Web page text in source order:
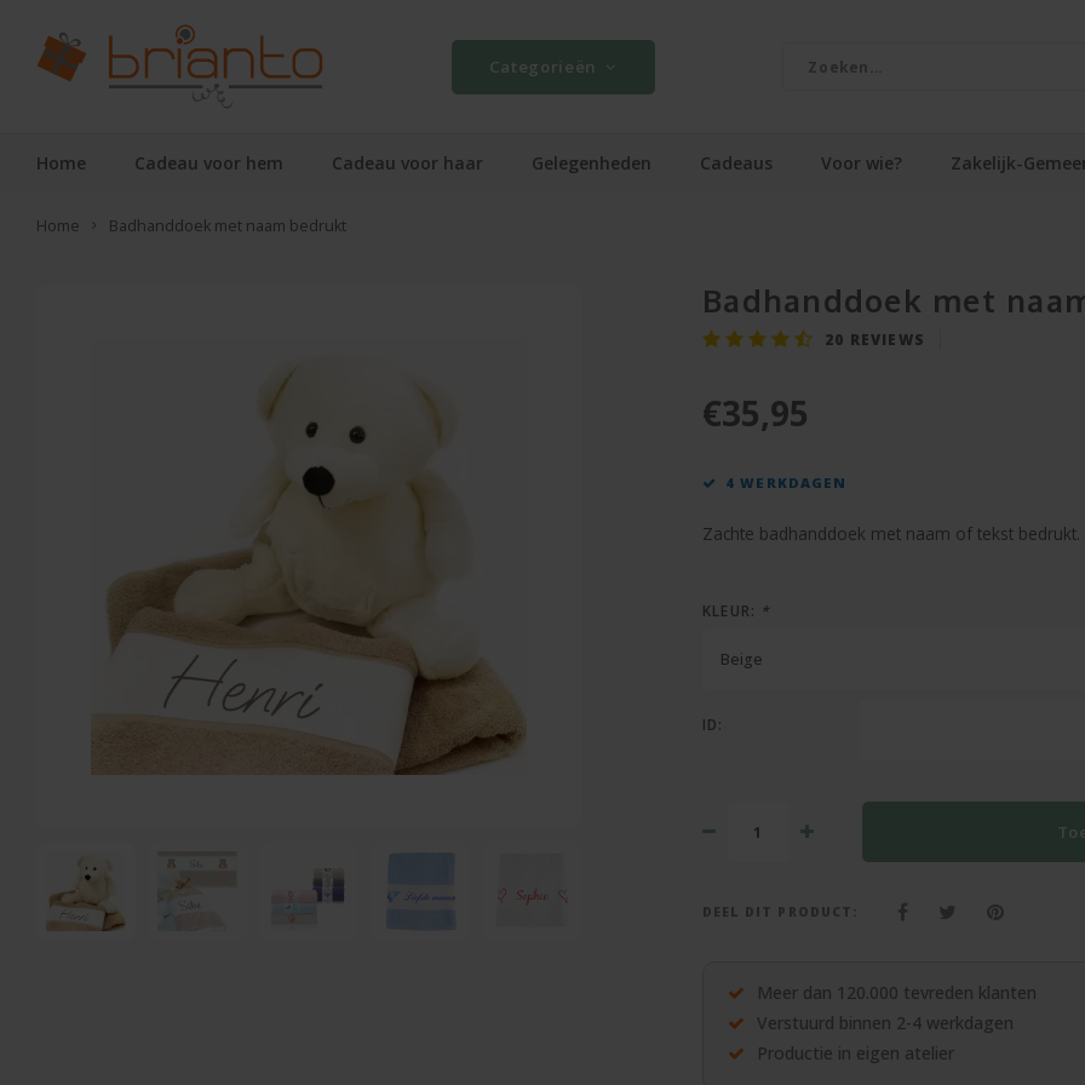
Categorieën
Home Cadeau voor hem Cadeau voor haar Gelegenheden Cadeaus Voor wie? Zakelijk-
Home Badhanddoek met naam bedrukt
Badhanddoek met
20 REVIEWS
€35,95
4 WERKDAGEN
Zachte badhanddoek met naam of tekst
KLEUR: *
Beige
ID:
DEEL DIT PRODUCT:
Meer dan 120.000 tevreden klanten
Verstuurd binnen 2-4 werkdagen
Productie in eigen atelier